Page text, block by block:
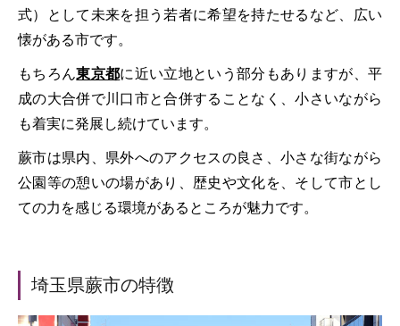
式）として未来を担う若者に希望を持たせるなど、広い
懐がある市です。
もちろん東京都に近い立地という部分もありますが、平
成の大合併で川口市と合併することなく、小さいながら
も着実に発展し続けています。
蕨市は県内、県外へのアクセスの良さ、小さな街ながら
公園等の憩いの場があり、歴史や文化を、そして市とし
ての力を感じる環境があるところが魅力です。
埼玉県蕨市の特徴